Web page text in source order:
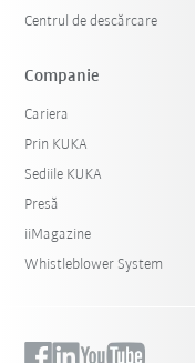
Centrul de descărcare
Companie
Cariera
Prin KUKA
Sediile KUKA
Presă
iiMagazine
Whistleblower System